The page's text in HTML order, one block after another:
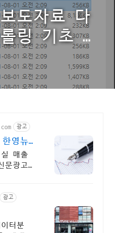
도자료 다
링 기초 다
광고
영뉴
하겠
매출
문광고
광고
터분